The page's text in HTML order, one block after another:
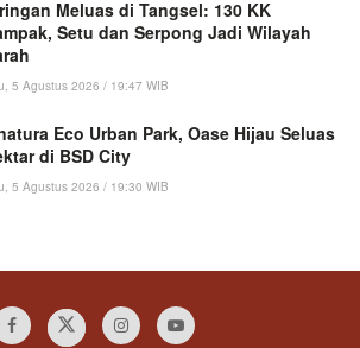
Meluas di Tangsel: 130 KK
Setu dan Serpong Jadi Wilayah
5 Agustus 2026 / 19:47 WIB
Eco Urban Park, Oase Hijau Seluas
di BSD City
5 Agustus 2026 / 19:30 WIB